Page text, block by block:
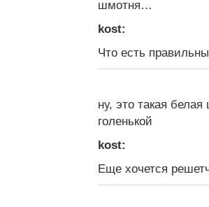
шмотня…
kost:
Что есть
ну, это такая
голенькой
kost:
Еще хочется